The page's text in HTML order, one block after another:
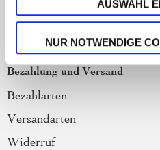
AUSWAHL
NUR NOTWENDIGE
Barrierefreiheit
Newsletter
Bezahlung und Versand
Bezahlarten
Versandarten
Widerruf